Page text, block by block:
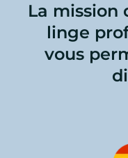
La mission
linge
vous